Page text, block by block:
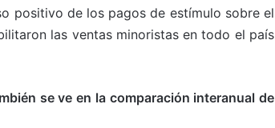
positivo de los pagos de estímulo sobre el
las ventas minoristas en todo el país
se ve en la comparación interanual de